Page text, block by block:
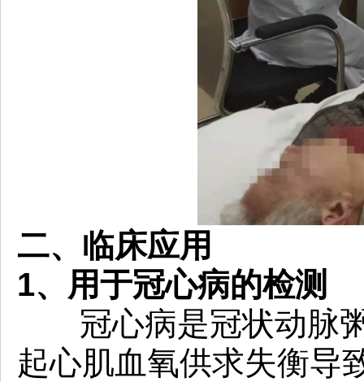
二、临床应用
1、 用于冠心病的检测
冠心病是冠状动脉粥
起心肌血氧供求失衡导